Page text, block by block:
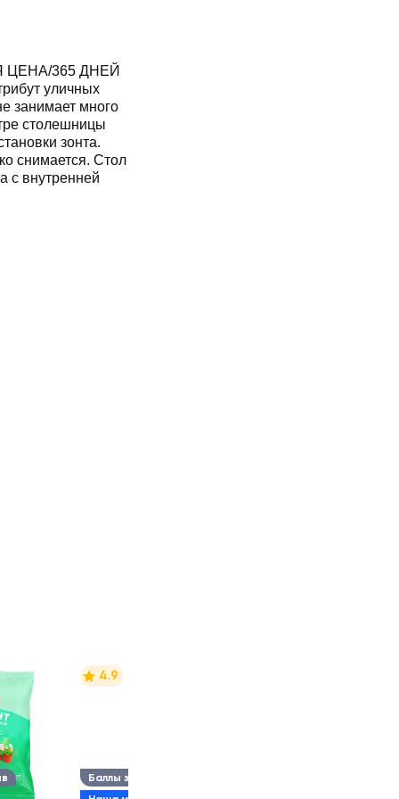
ЦЕНА/365 ДНЕЙ
уличных
занимает много
столешницы
зонта.
снимается. Стол
с внутренней
Баллы за отзыв
4.9